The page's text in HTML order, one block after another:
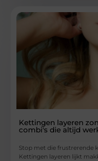
Kettingen layeren
combi's die altijd
Stop met die frustrerende
Kettingen layeren lijkt